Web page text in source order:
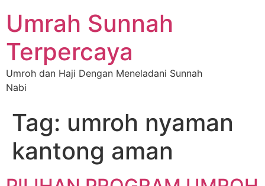
Umrah Sunnah
Terpercaya
Umroh dan Haji Dengan Meneladani Sunnah
Nabi
Tag: umroh nyaman
kantong aman